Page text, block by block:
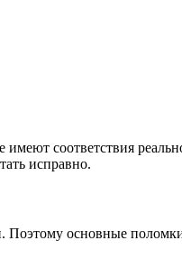
имеют соответствия
исправно.
Поэтому основные